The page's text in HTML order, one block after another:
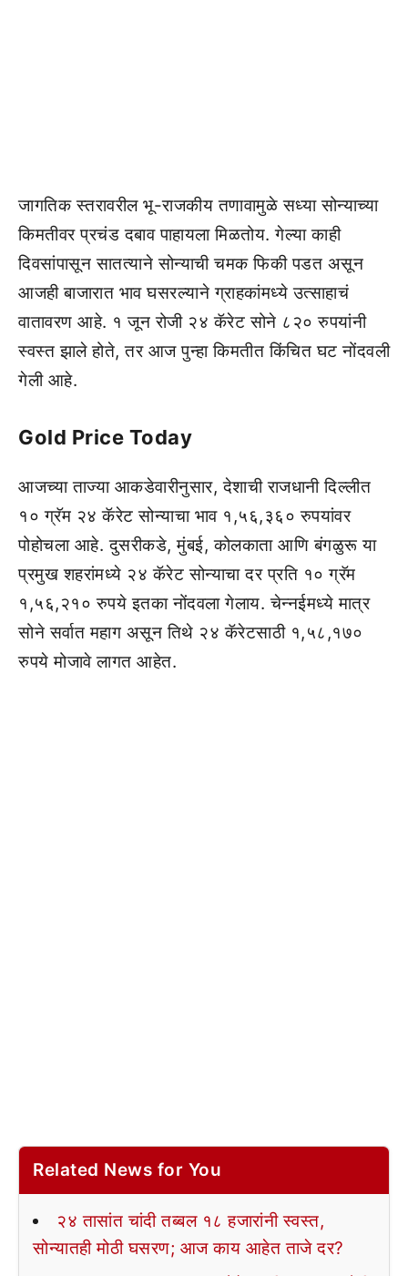
जागतिक स्तरावरील भू-राजकीय तणावामुळे सध्या सोन्याच्या
किमतीवर प्रचंड दबाव पाहायला मिळतोय. गेल्या काही
दिवसांपासून सातत्याने सोन्याची चमक फिकी पडत असून
आजही बाजारात भाव घसरल्याने ग्राहकांमध्ये उत्साहाचं
वातावरण आहे. १ जून रोजी २४ कॅरेट सोने ८२० रुपयांनी
स्वस्त झाले होते, तर आज पुन्हा किमतीत किंचित घट नोंदवली
गेली आहे.
Gold Price Today
आजच्या ताज्या आकडेवारीनुसार, देशाची राजधानी दिल्लीत
१० ग्रॅम २४ कॅरेट सोन्याचा भाव १,५६,३६० रुपयांवर
पोहोचला आहे. दुसरीकडे, मुंबई, कोलकाता आणि बंगळुरू या
प्रमुख शहरांमध्ये २४ कॅरेट सोन्याचा दर प्रति १० ग्रॅम
१,५६,२१० रुपये इतका नोंदवला गेलाय. चेन्नईमध्ये मात्र
सोने सर्वात महाग असून तिथे २४ कॅरेटसाठी १,५८,१७०
रुपये मोजावे लागत आहेत.
Related News for You
२४ तासांत चांदी तब्बल १८ हजारांनी स्वस्त,
सोन्यातही मोठी घसरण; आज काय आहेत ताजे दर?